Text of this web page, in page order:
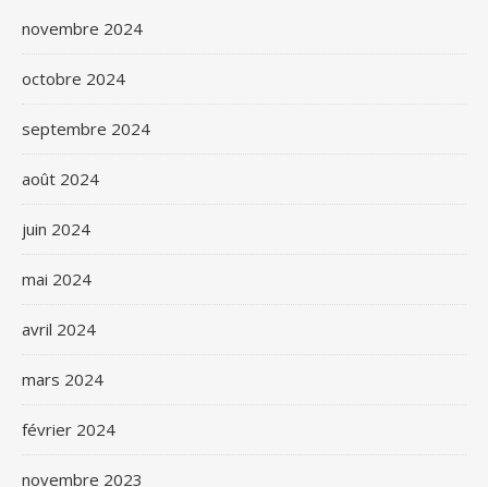
novembre 2024
octobre 2024
septembre 2024
août 2024
juin 2024
mai 2024
avril 2024
mars 2024
février 2024
novembre 2023